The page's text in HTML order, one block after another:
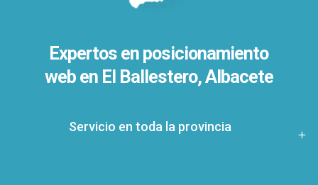
Expertos en posicionamiento
web en El Ballestero, Albacete
Servicio en toda la provincia